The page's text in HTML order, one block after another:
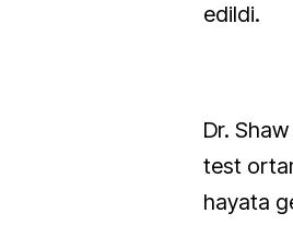
edildi.
Dr.
test
hayata